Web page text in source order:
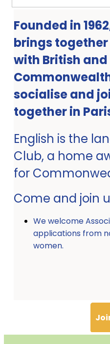
Founded in
brings
with British and
socialise and
together in
English is the
Club, a home
for
Come and join
We welcome
applications from
women.